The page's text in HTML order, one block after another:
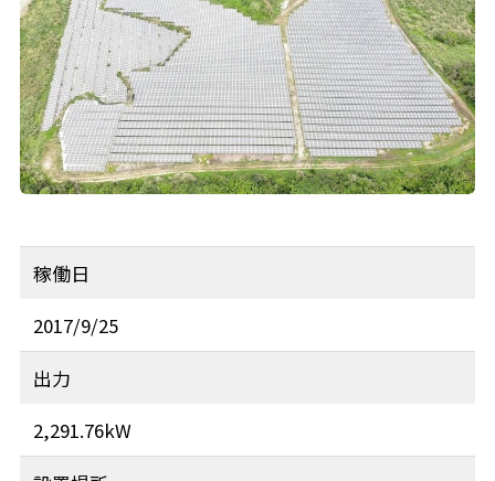
稼働日
2017/9/25
出力
2,291.76kW